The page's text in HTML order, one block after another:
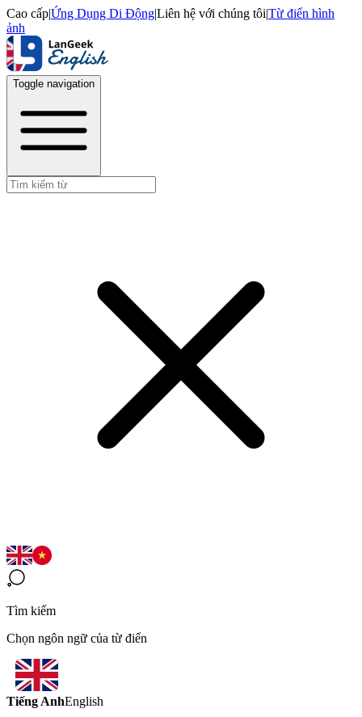
Cao cấp|Ứng Dụng Di Động|Liên hệ với chúng tôi|Từ điển hình
ảnh
Toggle navigation
Tìm kiếm
Chọn ngôn ngữ của từ điển
Tiếng AnhEnglish